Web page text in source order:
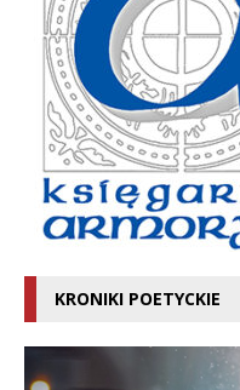
KRONIKI POETYCKIE